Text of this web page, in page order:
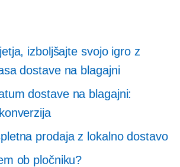
izboljšajte svojo igro z
dostave na blagajni
dostave na blagajni:
prodaja z lokalno dostavo
ob pločniku?